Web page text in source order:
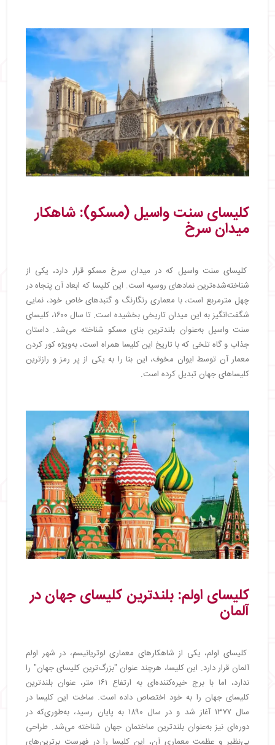
کلیسای سنت واسیل (مسکو): شاهکار
میدان سرخ
کلیسای سنت واسیل که در میدان سرخ مسکو قرار دارد، یکی از
شناخته‌شده‌ترین نمادهای روسیه است. این کلیسا که ابعاد آن پنجاه در
چهل مترمربع است، با معماری رنگارنگ و گنبدهای خاص خود، نمایی
شگفت‌انگیز به این میدان تاریخی بخشیده است. تا سال ۱۶۰۰، کلیسای
سنت واسیل به‌عنوان بلندترین بنای مسکو شناخته می‌شد. داستان
جذاب و گاه تلخی که با تاریخ این کلیسا همراه است، به‌ویژه کور کردن
معمار آن توسط ایوان مخوف، این بنا را به یکی از پر رمز و رازترین
کلیساهای جهان تبدیل کرده است.
کلیسای اولم: بلندترین کلیسای جهان در
آلمان
کلیسای اولم، یکی از شاهکارهای معماری لوتریانیسم، در شهر اولم
آلمان قرار دارد. این کلیسا، هرچند عنوان "بزرگ‌ترین کلیسای جهان" را
ندارد، اما با برج خیره‌کننده‌ای به ارتفاع ۱۶۱ متر، عنوان بلندترین
کلیسای جهان را به خود اختصاص داده است. ساخت این کلیسا در
سال ۱۳۷۷ آغاز شد و در سال ۱۸۹۰ به پایان رسید، به‌طوری‌که در
دوره‌ای نیز به‌عنوان بلندترین ساختمان جهان شناخته می‌شد. طراحی
بی‌نظیر و عظمت معماری آن، این کلیسا را در فهرست برترین‌های